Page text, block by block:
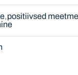
positiivsed